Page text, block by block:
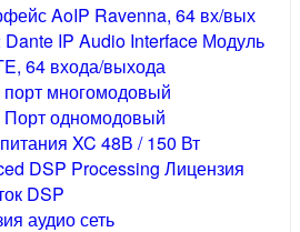
AoIP Ravenna, 64 вх/вых
IP Audio Interface Модуль
64 входа/выхода
многомодовый
Порт одномодовый
XC 48В / 150 Вт
DSP Processing Лицензия
DSP
аудио сеть